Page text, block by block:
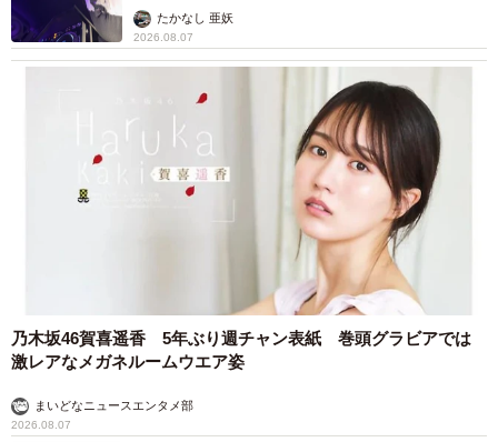
たかなし 亜妖
2026.08.07
乃木坂46賀喜遥香 5年ぶり週チャン表紙 巻頭グラビアでは
激レアなメガネルームウエア姿
まいどなニュースエンタメ部
2026.08.07